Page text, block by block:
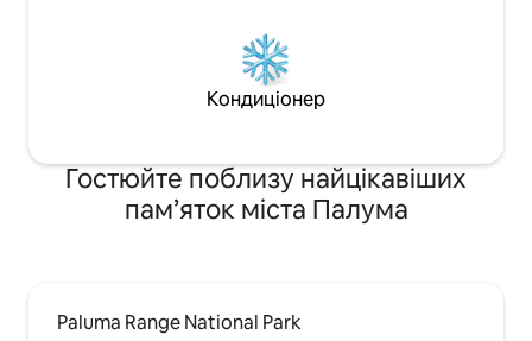
Кондиціонер
Гостюйте поблизу найцікавіших
пам’яток міста Палума
Paluma Range National Park